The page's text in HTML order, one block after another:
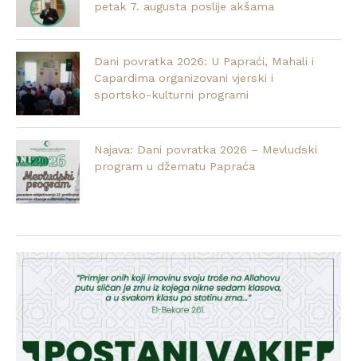
petak 7. augusta poslije akšama
Dani povratka 2026: U Papraći, Mahali i
Capardima organizovani vjerski i
sportsko-kulturni programi
Najava: Dani povratka 2026 – Mevludski
program u džematu Papraća